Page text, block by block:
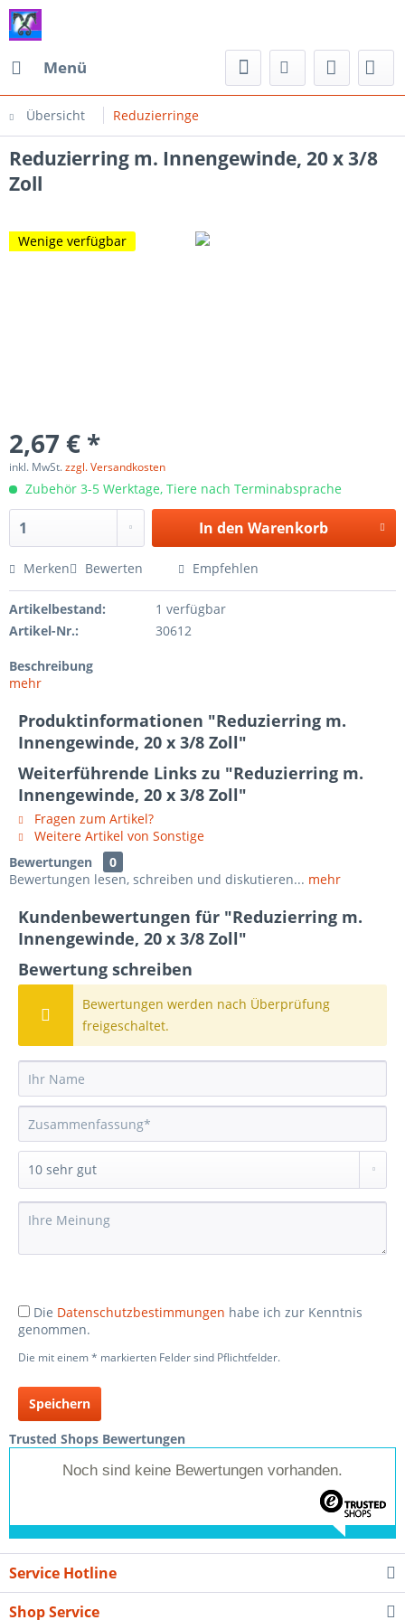
Menü
Übersicht Reduzierringe
Reduzierring m. Innengewinde, 20 x 3/8
Zoll
Wenige verfügbar
2,67 € *
inkl. MwSt.zzgl. Versandkosten
Zubehör 3-5 Werktage, Tiere nach Terminabsprache
In den Warenkorb
Merken Bewerten Empfehlen
Artikelbestand:
1 verfügbar
Artikel-Nr.:
30612
Beschreibung
mehr
Produktinformationen "Reduzierring m.
Innengewinde, 20 x 3/8 Zoll"
Weiterführende Links zu "Reduzierring m.
Innengewinde, 20 x 3/8 Zoll"
Fragen zum Artikel?
Weitere Artikel von Sonstige
Bewertungen
0
Bewertungen lesen, schreiben und diskutieren... mehr
Kundenbewertungen für "Reduzierring m.
Innengewinde, 20 x 3/8 Zoll"
Bewertung schreiben
Bewertungen werden nach Überprüfung
freigeschaltet.
Die Datenschutzbestimmungen habe ich zur Kenntnis
genommen.
Die mit einem * markierten Felder sind Pflichtfelder.
Speichern
Trusted Shops Bewertungen
Noch sind keine Bewertungen vorhanden.
Service Hotline
Shop Service